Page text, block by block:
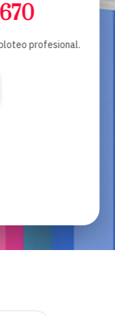
profesional.